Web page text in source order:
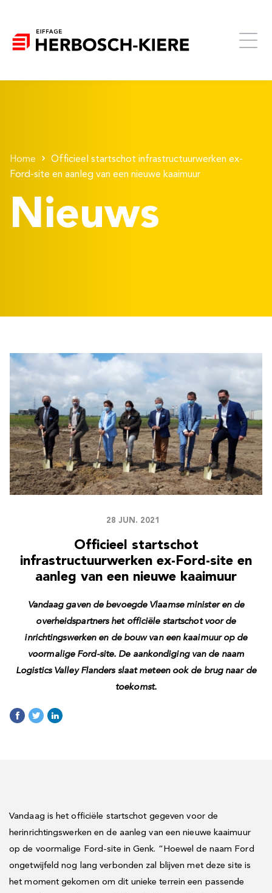
Home
Officieel startschot infrastructuurwerken ex-
Ford-site en aanleg van een nieuwe kaaimuur
Nieuws
28 JUN. 2021
Officieel startschot
infrastructuurwerken ex-Ford-site en
aanleg van een nieuwe kaaimuur
Vandaag gaven de bevoegde Vlaamse minister en de
overheidspartners het officiële startschot voor de
inrichtingswerken en de bouw van een kaaimuur op de
voormalige Ford-site. De aankondiging van de naam
Logistics Valley Flanders slaat meteen ook de brug naar de
toekomst.
Vandaag is het officiële startschot gegeven voor de
herinrichtingswerken en de aanleg van een nieuwe kaaimuur
op de voormalige Ford-site in Genk. “Hoewel de naam Ford
ongetwijfeld nog lang verbonden zal blijven met deze site is
het moment gekomen om dit unieke terrein een passende